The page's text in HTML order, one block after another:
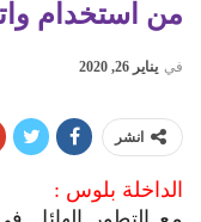
من استخدام
في يناير 26, 2020
انشر
الداخلة بلوس :